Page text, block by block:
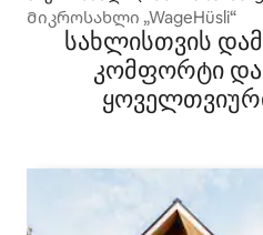
Მიკროსახლი „WageHüsli“
სახლისთვის
კომფორტი და